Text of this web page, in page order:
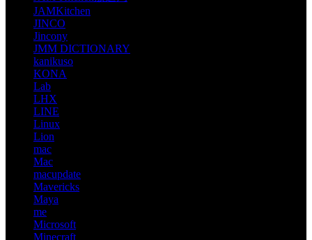
JAMKitchen
JINCO
Jincony
JMM DICTIONARY
kanikuso
KONA
Lab
LHX
LINE
Linux
Lion
mac
Mac
macupdate
Mavericks
Maya
me
Microsoft
Minecraft